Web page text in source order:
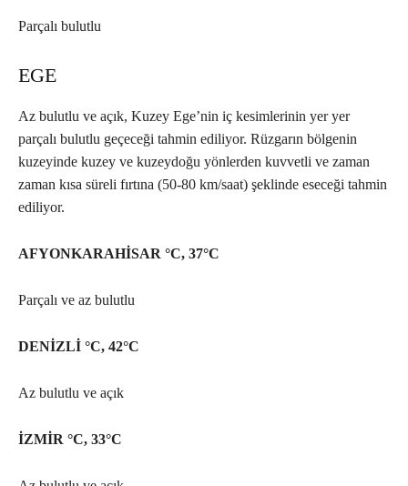
Parçalı bulutlu
EGE
Az bulutlu ve açık, Kuzey Ege’nin iç kesimlerinin yer yer
parçalı bulutlu geçeceği tahmin ediliyor. Rüzgarın bölgenin
kuzeyinde kuzey ve kuzeydoğu yönlerden kuvvetli ve zaman
zaman kısa süreli fırtına (50-80 km/saat) şeklinde eseceği tahmin
ediliyor.
AFYONKARAHİSAR °C, 37°C
Parçalı ve az bulutlu
DENİZLİ °C, 42°C
Az bulutlu ve açık
İZMİR °C, 33°C